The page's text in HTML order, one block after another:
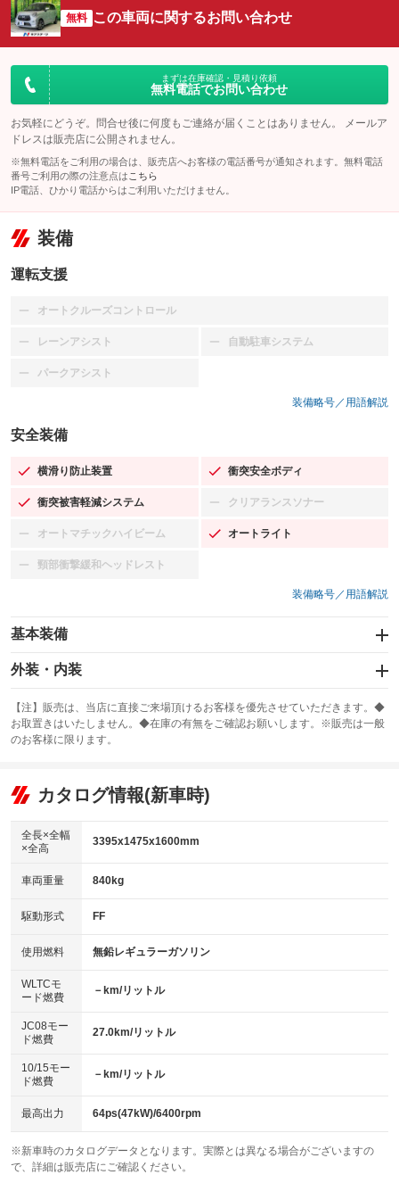
無料 この車両に関するお問い合わせ
まずは在庫確認・見積り依頼
無料電話でお問い合わせ
お気軽にどうぞ。問合せ後に何度もご連絡が届くことはありません。 メールア
ドレスは販売店に公開されません。
※無料電話をご利用の場合は、販売店へお客様の電話番号が通知されます。無料電話
番号ご利用の際の注意点は こちら
IP電話、ひかり電話からはご利用いただけません。
装備
運転支援
オートクルーズコントロール
：装備なし
レーンアシスト
：装備なし 自動駐車システム
：装備なし
パークアシスト
：装備なし
装備略号／用語解説
安全装備
横滑り防止装置
：装備あり 衝突安全ボディ
：装備あり
衝突被害軽減システム
：装備あり クリアランスソナー
：装備なし
オートマチックハイビーム
：装備なし オートライト
：装備あり
頸部衝撃緩和ヘッドレスト
：装備なし
装備略号／用語解説
基本装備
エアバッグ：運転席/助手席
：装備あり
：装備なし
サンルーフ
：装備なし ABS
リフトアップ
：装備なし
：装備なし
パワーウィンドウ
アイドリングストップ
：装備あり
USB入力端子
：装備なし
100V電源
：装備なし
センターデフロック
：装備なし
電動格納ミラー
：装備あり
外装・内装
カーナビ：SDナビ
：装備あり
TV：フルセグ
：装備あり
ビジュアル：-／DVD再生
：装備あり
：装備あり
革シート
キーレス
HID(キセノンライト)
：装備なし
バックカメラ
：装備あり
エアロ
：装備なし
：装備なし
パワーシート
ベンチシート
：装備あり
チップアップシート
：装備なし
：装備なし ：装備なし
ウォークスルー
：装備なし
【注】販売は、当店に直接ご来場頂けるお客様を優先させていただきます。◆
お取置きはいたしません。◆在庫の有無をご確認お願いします。※販売は一般
のお客様に限ります。
カタログ情報(新車時)
全長×全幅
×全高
3395x1475x1600mm
車両重量 840kg
駆動形式 FF
使用燃料 無鉛レギュラーガソリン
WLTCモ
ード燃費
－km/リットル
JC08モー
ド燃費
27.0km/リットル
10/15モー
ド燃費
－km/リットル
最高出力 64ps(47kW)/6400rpm
※新車時のカタログデータとなります。実際とは異なる場合がございますの
で、詳細は販売店にご確認ください。